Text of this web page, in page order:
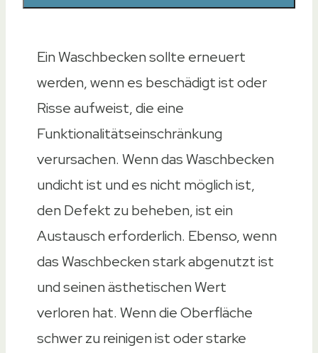
Ein Waschbecken sollte erneuert
werden, wenn es beschädigt ist oder
Risse aufweist, die eine
Funktionalitätseinschränkung
verursachen. Wenn das Waschbecken
undicht ist und es nicht möglich ist,
den Defekt zu beheben, ist ein
Austausch erforderlich. Ebenso, wenn
das Waschbecken stark abgenutzt ist
und seinen ästhetischen Wert
verloren hat. Wenn die Oberfläche
schwer zu reinigen ist oder starke